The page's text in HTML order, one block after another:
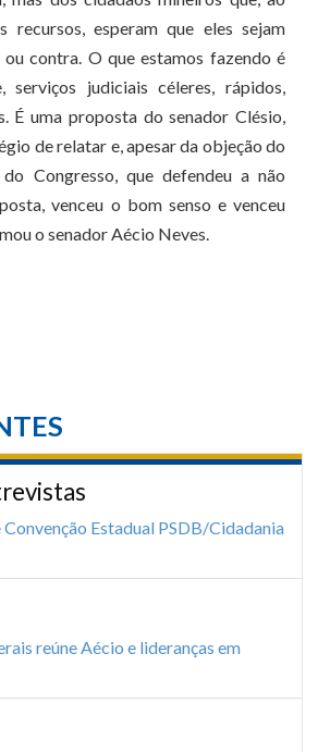
recursos, esperam que eles sejam
contra. O que estamos fazendo é
serviços judiciais céleres, rápidos,
É uma proposta do senador Clésio,
de relatar e, apesar da objeção do
Congresso, que defendeu a não
venceu o bom senso e venceu
o senador Aécio Neves.
Estadual PSDB/Cidadania
reúne Aécio e lideranças em